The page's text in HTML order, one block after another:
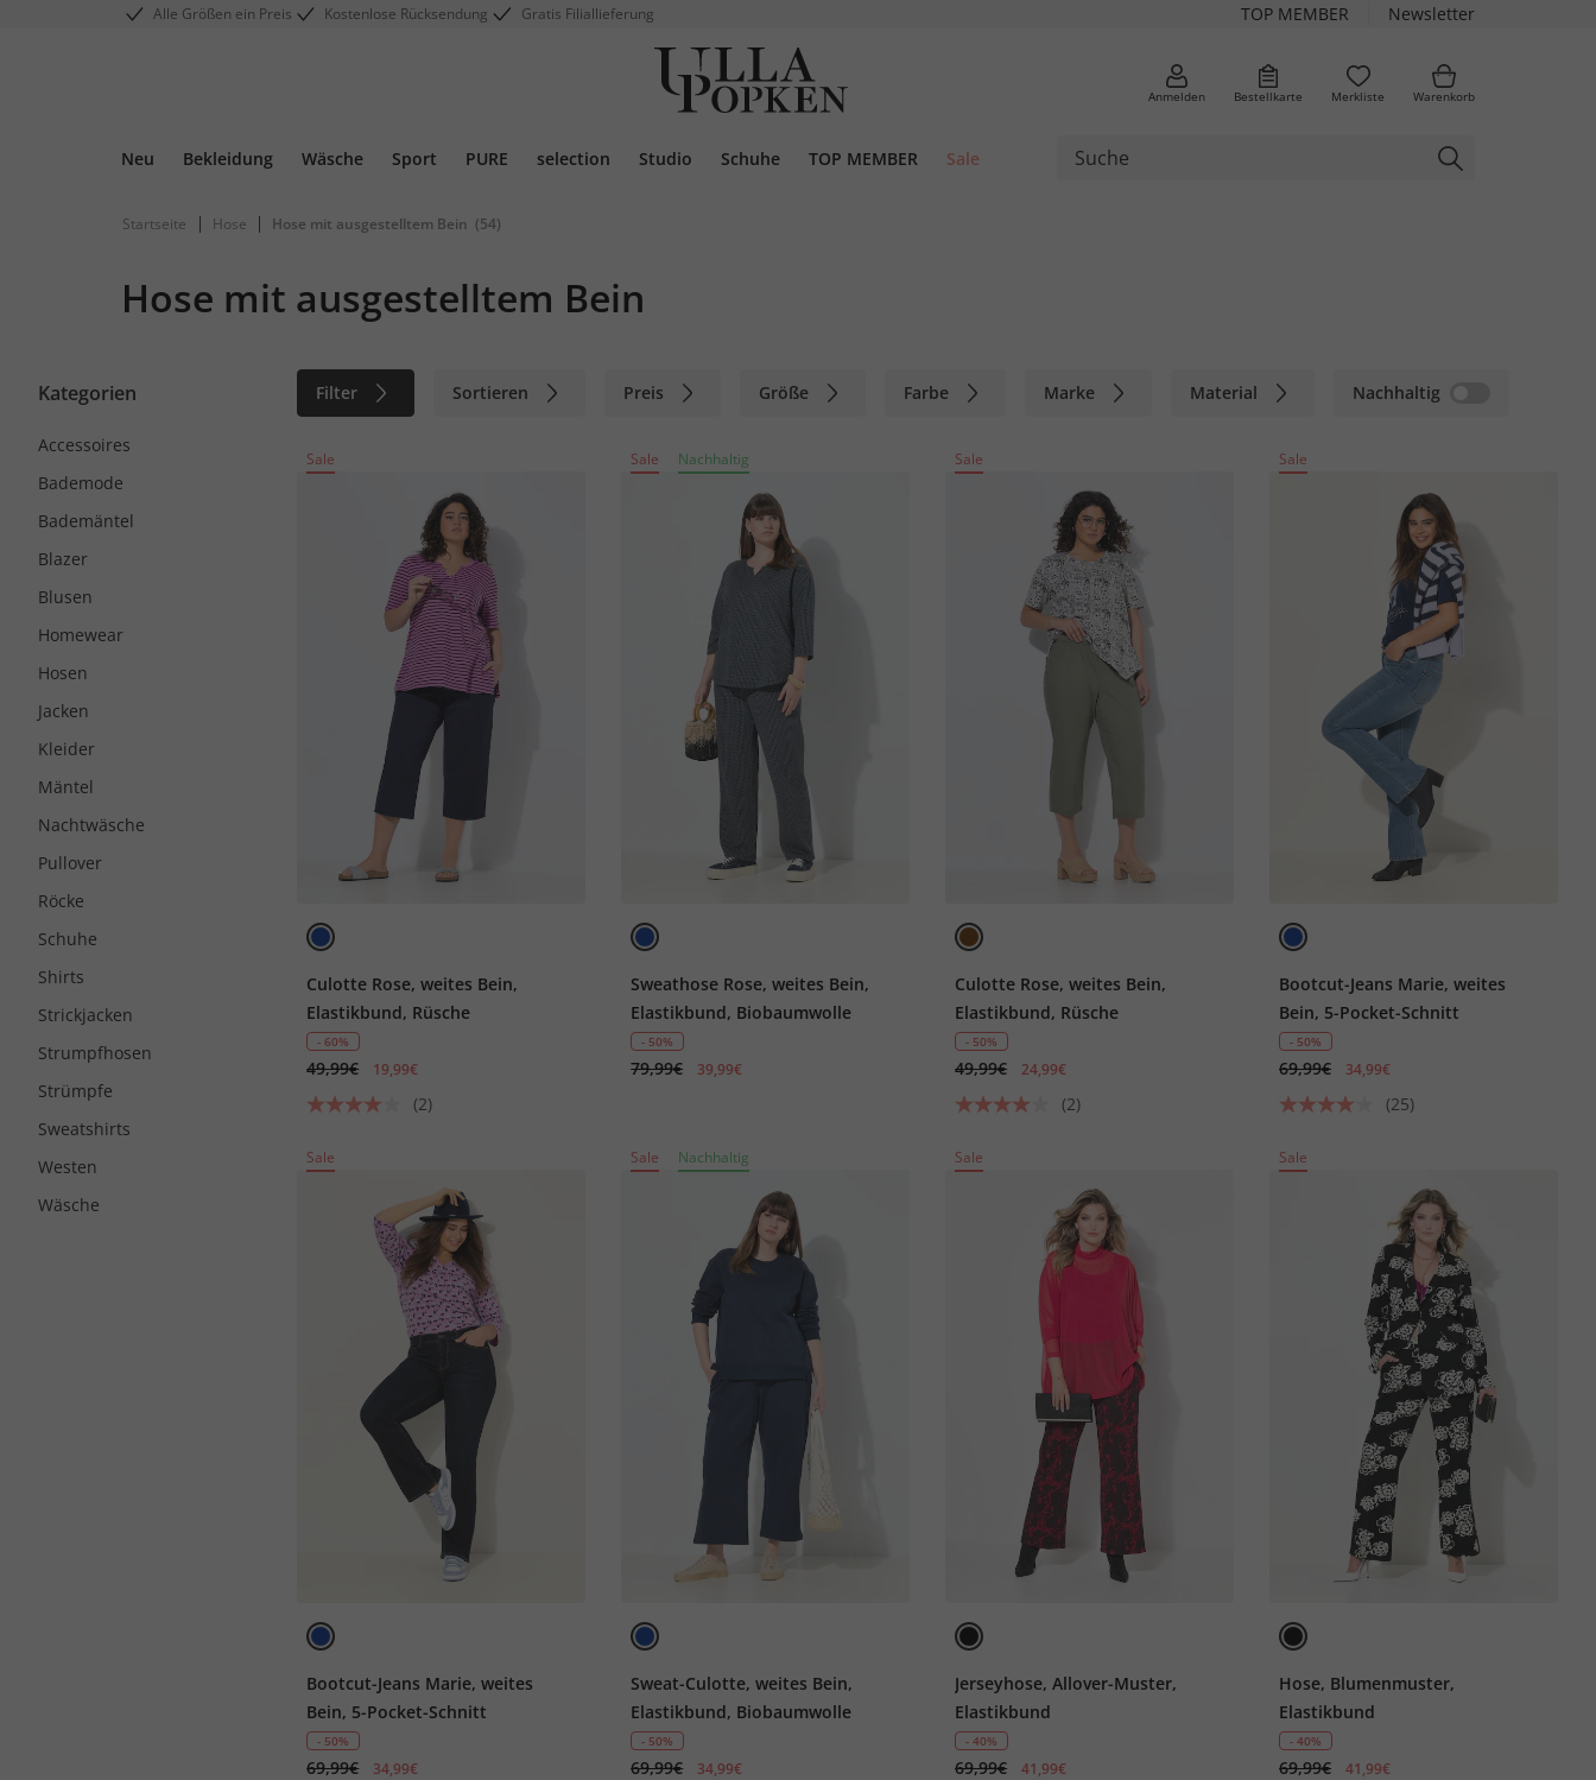
Alle Größen ein Preis Kostenlose Rücksendung Gratis Filiallieferung TOP MEMBER Newsletter
Anmelden Bestellkarte Merkliste Warenkorb
Neu Bekleidung Wäsche Sport PURE selection Studio Schuhe TOP MEMBER Sale
Startseite | Hose | Hose mit ausgestelltem Bein (54)
Hose mit ausgestelltem Bein
Kategorien Filter Sortieren Preis Größe Farbe Marke Material Nachhaltig
Accessoires
Bademode
Bademäntel
Blazer
Blusen
Homewear
Hosen
Jacken
Kleider
Mäntel
Nachtwäsche
Pullover
Röcke
Schuhe
Shirts
Strickjacken
Strumpfhosen
Strümpfe
Sweatshirts
Westen
Wäsche
Sale
Culotte Rose, weites Bein,
Elastikbund, Rüsche
- 60%
49,99€ 19,99€
(2)
Sale Nachhaltig
Sweathose Rose, weites Bein,
Elastikbund, Biobaumwolle
- 50%
79,99€ 39,99€
Sale
Culotte Rose, weites Bein,
Elastikbund, Rüsche
- 50%
49,99€ 24,99€
(2)
Sale
Bootcut-Jeans Marie, weites
Bein, 5-Pocket-Schnitt
- 50%
69,99€ 34,99€
(25)
Sale
Bootcut-Jeans Marie, weites
Bein, 5-Pocket-Schnitt
- 50%
69,99€ 34,99€
Sale Nachhaltig
Sweat-Culotte, weites Bein,
Elastikbund, Biobaumwolle
- 50%
69,99€ 34,99€
Sale
Jerseyhose, Allover-Muster,
Elastikbund
- 40%
69,99€ 41,99€
Sale
Hose, Blumenmuster,
Elastikbund
- 40%
69,99€ 41,99€